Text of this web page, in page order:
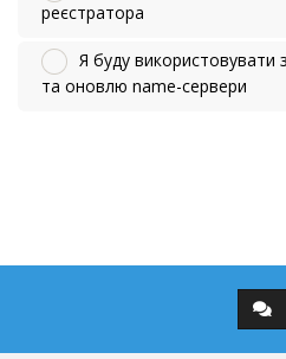
реєстратора
Я буду використовувати
та оновлю name-сервери